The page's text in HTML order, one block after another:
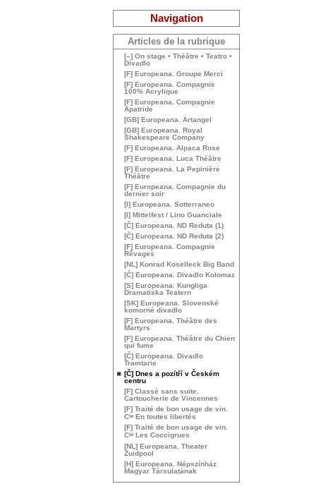
Navigation
Articles de la rubrique
[–] On stage • Théâtre • Teatro •
Divadlo
[F] Europeana. Groupe Merci
[F] Europeana. Compagnie
100% Acrylique
[F] Europeana. Compagnie
Apatride
[GB] Europeana. Artangel
[GB] Europeana. Royal
Shakespeare Company
[F] Europeana. Alpaca Rose
[F] Europeana. Luca Théâtre
[F] Europeana. La Pepinière
Théâtre
[F] Europeana. Compagnie du
dernier soir
[I] Europeana. Sotterraneo
[I] Mittelfest / Lino Guanciale
[Č] Europeana. ND Reduta (1)
[Č] Europeana. ND Reduta (2)
[F] Europeana. Compagnie
Rêvages
[NL ] Konrad Koselleck Big Band
[Č] Europeana. Divadlo Kolomaz
[S] Europeana. Kungliga
Dramatiska Teatern
[SK] Europeana. Slovenské
komorné divadlo
[F] Europeana. Théâtre des
Martyrs
[F] Europeana. Théâtre du Chien
qui fume
[Č] Europeana. Divadlo
Tramtarie
[Č] Dnes a pozítří v Českém
centru
[F] Classé sans suite.
Cartoucherie de Vincennes
[F] Traité de bon usage de vin.
Cie En toutes libertés
[F] Traité de bon usage de vin.
Cie Les Coccigrues
[NL ] Europeana. Theater
Zuidpool
[H] Europeana. Népszínház
Magyar Társulatának